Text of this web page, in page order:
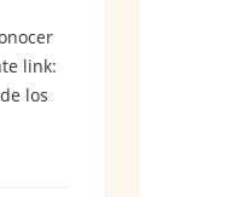
link:
los